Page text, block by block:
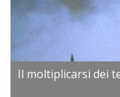
Il moltiplicarsi dei